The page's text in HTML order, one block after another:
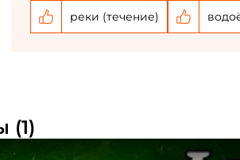
реки (течение)
(1) Номер